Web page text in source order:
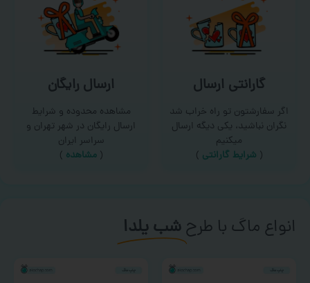
گارانتی ارسال
اگر سفارشتون تو راه خراب شد
نگران نباشید، یکی دیگه ارسال
میکنیم
( شرایط گارانتی )
ارسال رایگان
مشاهده محدوده و شرایط
ارسال رایگان در شهر تهران و
سراسر ایران
(مشاهده )
انواع ماگ با طرحشب یلدا